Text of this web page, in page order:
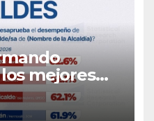
mejores
y número